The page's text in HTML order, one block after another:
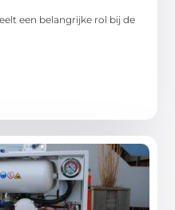
een belangrijke rol bij de